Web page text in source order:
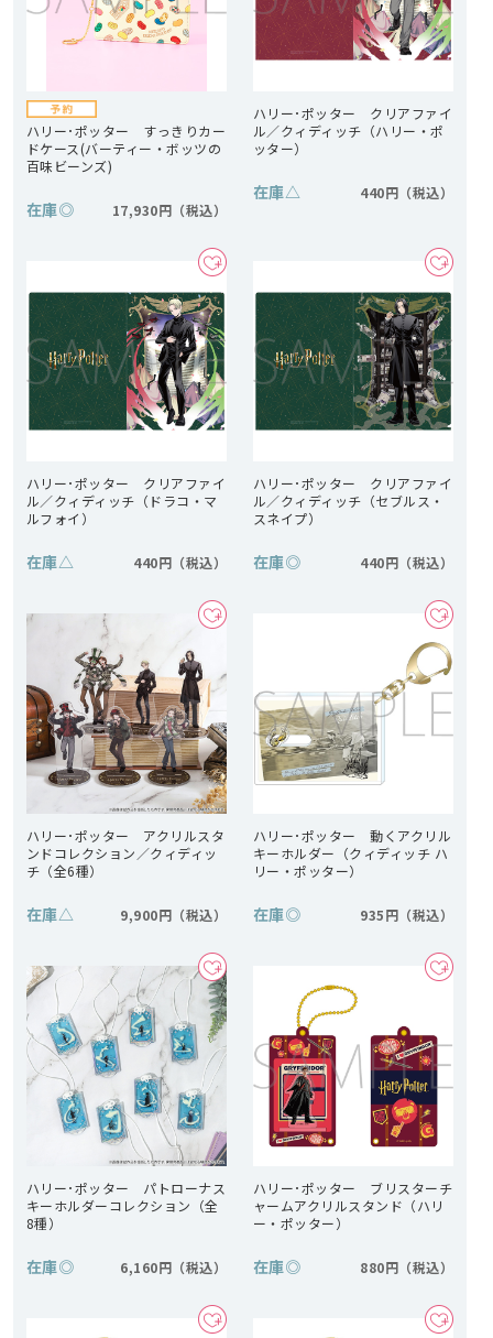
ハリー･ポッター すっきりカー
ドケース(バーティー・ボッツの
百味ビーンズ)
在庫◎ 17,930円
ハリー･ポッター クリアファイ
ル／クィディッチ（ハリー・ポ
ッター）
在庫△ 440円
ハリー･ポッター クリアファイ
ル／クィディッチ（ドラコ・マ
ルフォイ）
在庫△ 440円
ハリー･ポッター クリアファイ
ル／クィディッチ（セブルス・
スネイプ）
在庫◎ 440円
ハリー･ポッター アクリルスタ
ンドコレクション／クィディッ
チ（全6種）
在庫△ 9,900円
ハリー･ポッター 動くアクリル
キーホルダー（クィディッチ ハ
リー・ポッター）
在庫◎ 935円
ハリー･ポッター パトローナス
キーホルダーコレクション（全
8種）
在庫◎ 6,160円
ハリー･ポッター ブリスターチ
ャームアクリルスタンド（ハリ
ー・ポッター）
在庫◎ 880円